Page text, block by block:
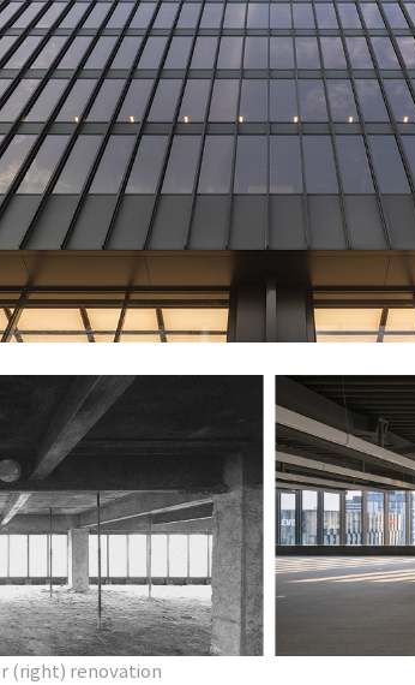
(right) renovation